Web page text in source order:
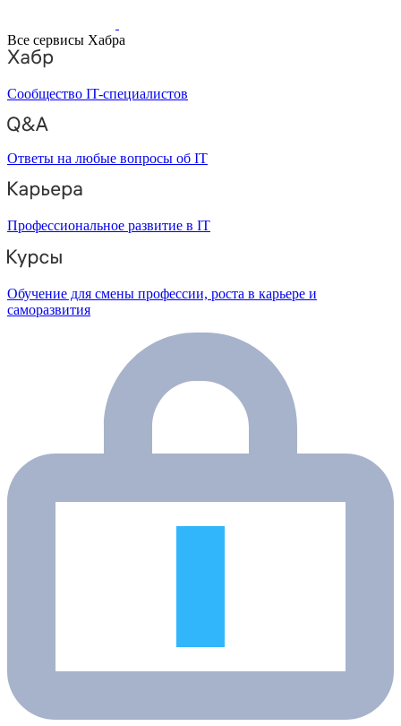
Все сервисы Хабра
Сообщество IT-специалистов
Ответы на любые вопросы об IT
Профессиональное развитие в IT
Обучение для смены профессии, роста в карьере и
саморазвития